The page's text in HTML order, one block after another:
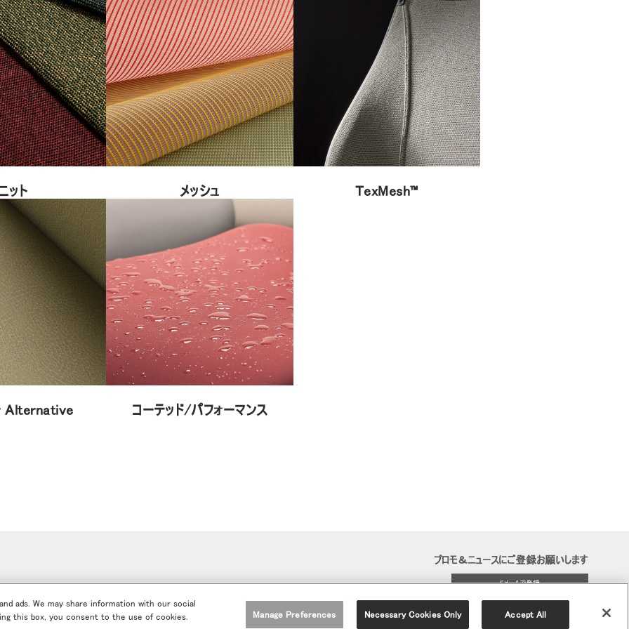
ット メッシュ TexMesh™
Alternative コーテッド/パフォーマンス
プロモ＆ニュースにご登録お願いします
Eメールで登録
エルゴノミクス リソース
ads. We may share information with our social
this box, you consent to the use of cookies.
Manage Preferences Necessary Cookies Only Accept All